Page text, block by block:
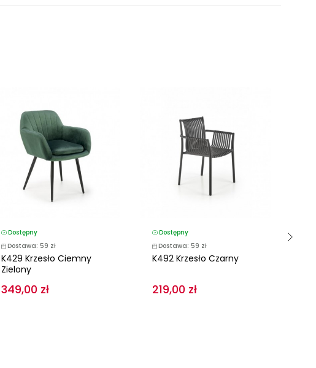
Dostępny
Dostawa: 59 zł
K429 Krzesło Ciemny
Zielony
349,00 zł
Dostępny
Dostawa: 59 zł
K492 Krzesło Czarny
219,00 zł